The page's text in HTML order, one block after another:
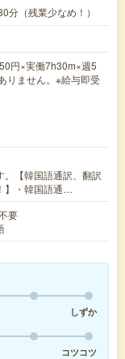
分（残業少なめ！）
円×実働7h30m×週5
りません。※給与即受
【韓国語通訳、翻訳
】・韓国語通…
要
しずか
コツコツ